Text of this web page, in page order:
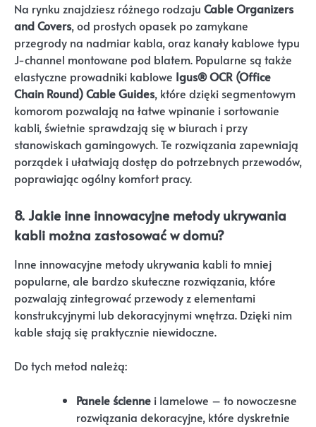
Na rynku znajdziesz różnego rodzaju Cable Organizers
and Covers, od prostych opasek po zamykane
przegrody na nadmiar kabla, oraz kanały kablowe typu
J-channel montowane pod blatem. Popularne są także
elastyczne prowadniki kablowe Igus® OCR (Office
Chain Round) Cable Guides, które dzięki segmentowym
komorom pozwalają na łatwe wpinanie i sortowanie
kabli, świetnie sprawdzają się w biurach i przy
stanowiskach gamingowych. Te rozwiązania zapewniają
porządek i ułatwiają dostęp do potrzebnych przewodów,
poprawiając ogólny komfort pracy.
8. Jakie inne innowacyjne metody ukrywania
kabli można zastosować w domu?
Inne innowacyjne metody ukrywania kabli to mniej
popularne, ale bardzo skuteczne rozwiązania, które
pozwalają zintegrować przewody z elementami
konstrukcyjnymi lub dekoracyjnymi wnętrza. Dzięki nim
kable stają się praktycznie niewidoczne.
Do tych metod należą:
Panele ścienne i lamelowe – to nowoczesne
rozwiązania dekoracyjne, które dyskretnie